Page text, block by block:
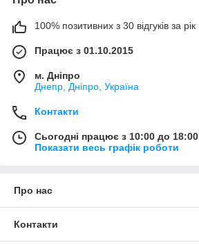
100% позитивних з 30 відгуків за рік
Працює з 01.10.2015
м. Дніпро
Днепр, Дніпро, Україна
Контакти
Сьогодні працює з 10:00 до 18:00
Показати весь графік роботи
Про нас
Контакти